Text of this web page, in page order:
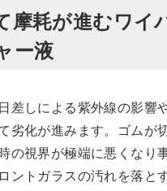
摩耗が進むワイ
ー液
差しによる紫外線の影響
劣化が進みます。ゴムが
の視界が極端に悪くなり
ントガラスの汚れを落と